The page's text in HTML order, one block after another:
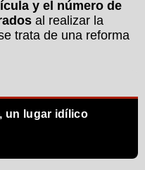
y el número de
al realizar la
trata de una reforma
un lugar idílico